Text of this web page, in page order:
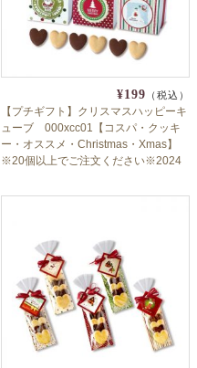
¥199 （税込）
【プチギフト】クリスマスハッピーキ
ューブ 000xcc01【コスパ・クッキ
ー・オススメ・Christmas・Xmas】
※20個以上でご注文ください※2024